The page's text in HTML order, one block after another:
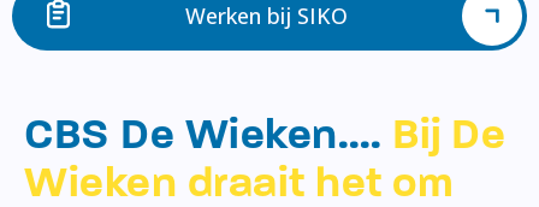
Werken bij SIKO
CBS De Wieken…. Bij De
Wieken draait het om